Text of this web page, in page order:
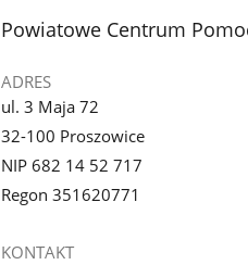
stopka
Powiatowe Centrum
ADRES
ul. 3 Maja 72
32-100 Proszowice
NIP 682 14 52 717
Regon 351620771
KONTAKT